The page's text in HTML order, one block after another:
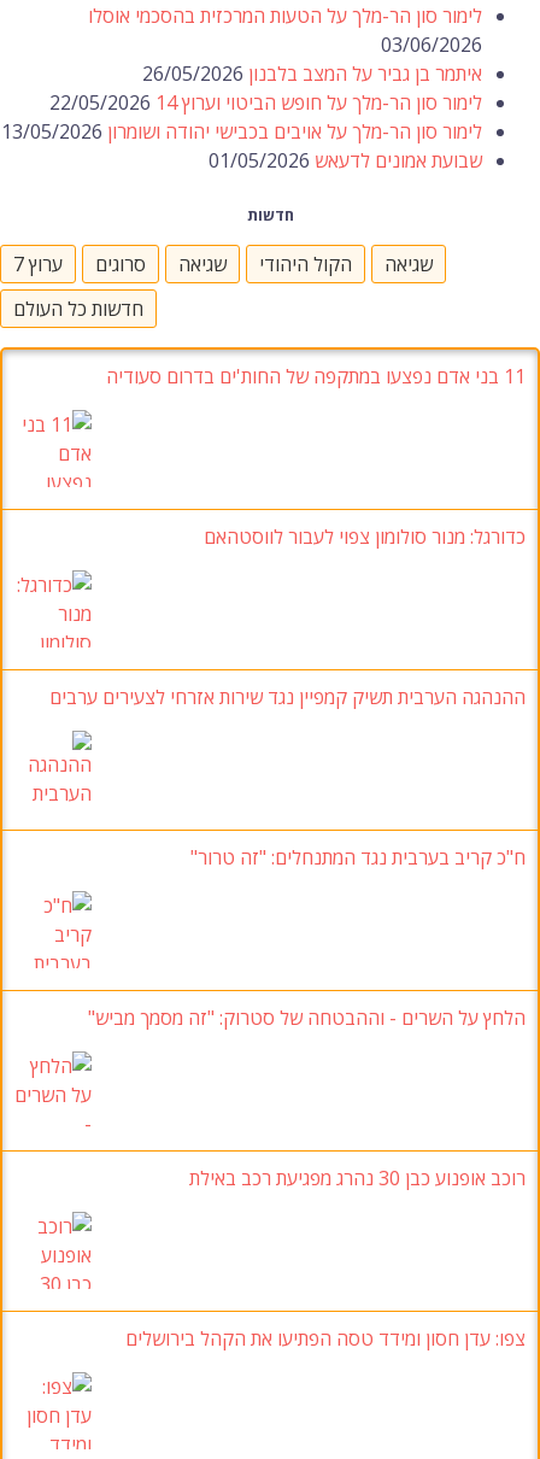
לימור סון הר-מלך על הטעות המרכזית בהסכמי אוסלו
03/06/2026
איתמר בן גביר על המצב בלבנון 26/05/2026
לימור סון הר-מלך על חופש הביטוי וערוץ 14
22/05/2026
לימור סון הר-מלך על אויבים בכבישי יהודה ושומרון 13/05/2026
שבועת אמונים לדעאש 01/05/2026
חדשות
ערוץ 7 סרוגים שגיאה הקול היהודי
שגיאה
חדשות כל העולם
11 בני אדם נפצעו במתקפה של החות'ים בדרום סעודיה
כדורגל: מנור סולומון צפוי לעבור לווסטהאם
ההנהגה הערבית תשיק קמפיין נגד שירות אזרחי לצעירים ערבים
ח"כ קריב בערבית נגד המתנחלים: "זה טרור"
הלחץ על השרים - וההבטחה של סטרוק: "זה מסמך מביש"
רוכב אופנוע כבן 30 נהרג מפגיעת רכב באילת
צפו: עדן חסון ומידד טסה הפתיעו את הקהל בירושלים